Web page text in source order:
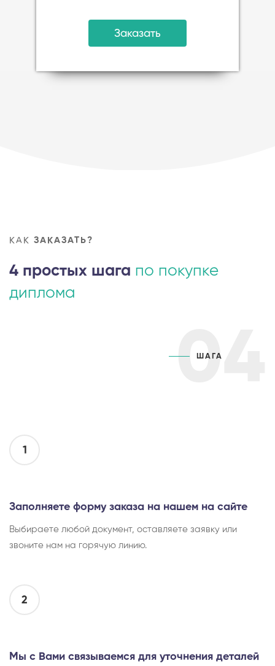
Заказать
КАК ЗАКАЗАТЬ?
4 простых шага по покупке
диплома
04
ШАГА
1
Заполняете форму заказа на нашем на сайте
Выбираете любой документ, оставляете заявку или
звоните нам на горячую линию.
2
Мы с Вами связываемся для уточнения деталей